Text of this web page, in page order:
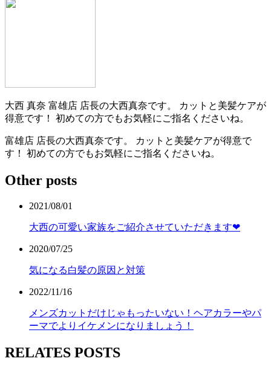
大西 真奈 富雄店 店長の大西真奈です。 カットと美髪ケアが
得意です！ 初めての方でもお気軽にご指名くださいね。
富雄店 店長の大西真奈です。 カットと美髪ケアが得意で
す！ 初めての方でもお気軽にご指名くださいね。
Other posts
2021/08/01
大西の可愛い家族をご紹介させていただきます❤︎
2020/07/25
気になる白髪の原因と対策
2022/11/16
メンズカットだけじゃもったいない！ヘアカラーやパ
ーマでよりイケメンになりましょう！
RELATES POSTS